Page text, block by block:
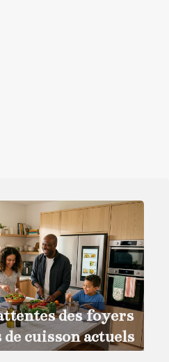
des foyers
de cuisson actuels